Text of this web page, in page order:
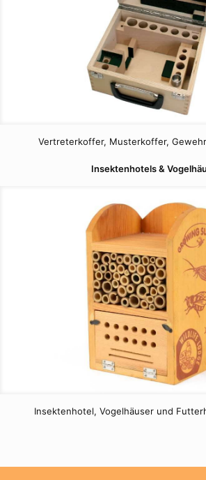
Vertreterkoffer, Musterkoffer,
Insektenhotels &
Insektenhotel, Vogelhäuser und